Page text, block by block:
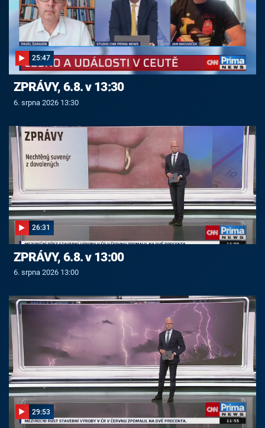
25:47
ZPRÁVY, 6.8. v 13:30
6. srpna 2026 13:30
26:31
ZPRÁVY, 6.8. v 13:00
6. srpna 2026 13:00
29:53